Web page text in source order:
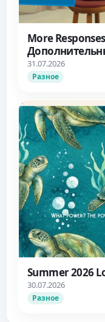
More
об уровне
31.07.2026
Разное
Summer 2026
30.07.2026
Разное